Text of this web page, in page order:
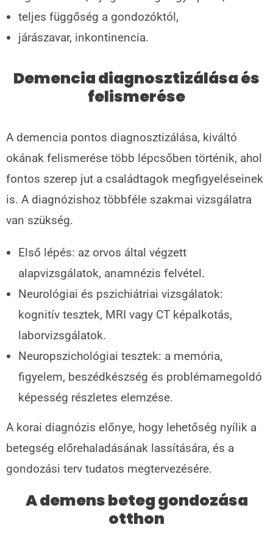
teljes függőség a gondozóktól,
járászavar, inkontinencia.
Demencia diagnosztizálása és
felismerése
A demencia pontos diagnosztizálása, kiváltó
okának felismerése több lépcsőben történik, ahol
fontos szerep jut a családtagok megfigyeléseinek
is. A diagnózishoz többféle szakmai vizsgálatra
van szükség.
Első lépés: az orvos által végzett
alapvizsgálatok, anamnézis felvétel.
Neurológiai és pszichiátriai vizsgálatok:
kognitív tesztek, MRI vagy CT képalkotás,
laborvizsgálatok.
Neuropszichológiai tesztek: a memória,
figyelem, beszédkészség és problémamegoldó
képesség részletes elemzése.
A korai diagnózis előnye, hogy lehetőség nyílik a
betegség előrehaladásának lassítására, és a
gondozási terv tudatos megtervezésére.
A demens beteg gondozása
otthon